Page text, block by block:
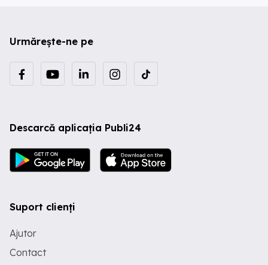
Urmărește-ne pe
Descarcă aplicația Publi24
Suport clienți
Ajutor
Contact